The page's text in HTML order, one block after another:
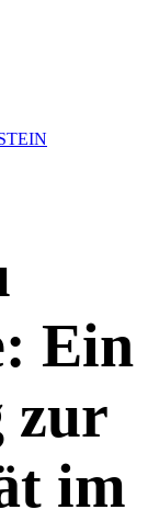
Ein
zur
im